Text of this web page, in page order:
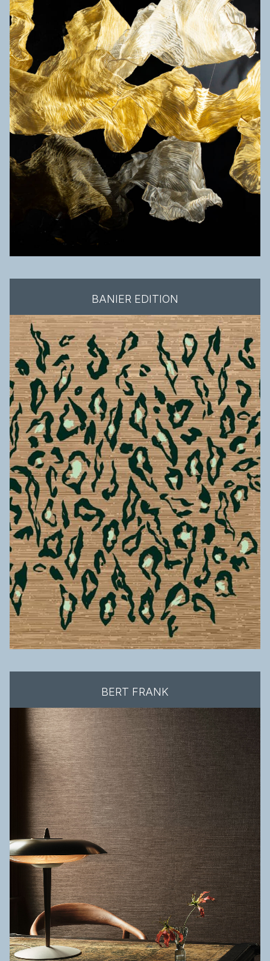
BANIER EDITION
BERT FRANK